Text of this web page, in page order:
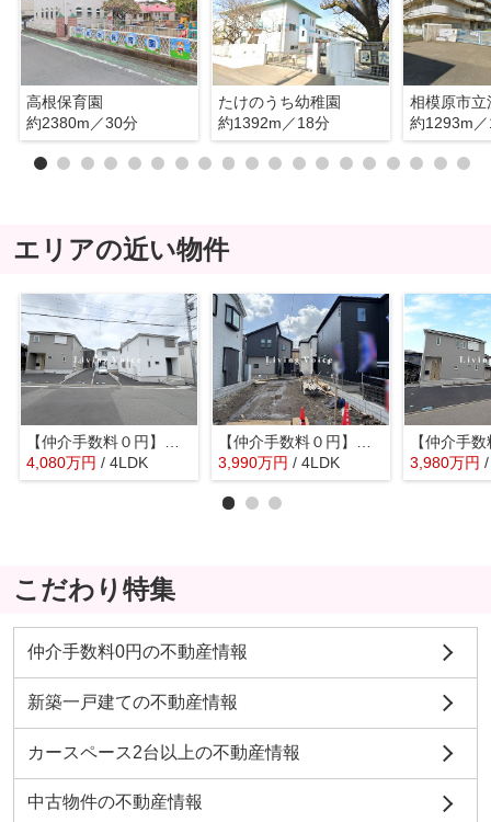
高根保育園
約2380m／30分
たけのうち幼稚園
約1392m／18分
約1293m
エリアの近い物件
【仲介手数料０円】相模原市中央区星が丘第17 新築一戸建て 全5棟
4,080万円 / 4LDK
【仲介手数料０円】相模原市中央区千代田17期 新築一戸建て 全4棟
3,990万円 / 4LDK 3,980万円
こだわり特集
仲介手数料0円の不動産情報
新築一戸建ての不動産情報
カースペース2台以上の不動産情報
中古物件の不動産情報